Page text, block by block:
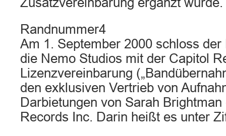
Randnummer4
Am 1. September 2000 schloss
die Nemo Studios mit der Capitol
Lizenzvereinbarung
den exklusiven Vertrieb von
Darbietungen von Sarah
Records Inc. Darin heißt es unter